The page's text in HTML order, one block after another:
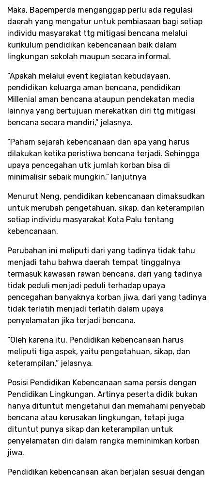
Maka, Bapemperda menganggap perlu ada regulasi
daerah yang mengatur untuk pembiasaan bagi setiap
individu masyarakat ttg mitigasi bencana melalui
kurikulum pendidikan kebencanaan baik dalam
lingkungan sekolah maupun secara informal.
“Apakah melalui event kegiatan kebudayaan,
pendidikan keluarga aman bencana, pendidikan
Millenial aman bencana ataupun pendekatan media
lainnya yang bertujuan merekatkan diri ttg mitigasi
bencana secara mandiri,” jelasnya.
“Paham sejarah kebencanaan dan apa yang harus
dilakukan ketika peristiwa bencana terjadi. Sehingga
upaya pencegahan utk jumlah korban bisa di
minimalisir sebaik mungkin,” lanjutnya
Menurut Neng, pendidikan kebencanaan dimaksudkan
untuk merubah pengetahuan, sikap, dan keterampilan
setiap individu masyarakat Kota Palu tentang
kebencanaan.
Perubahan ini meliputi dari yang tadinya tidak tahu
menjadi tahu bahwa daerah tempat tinggalnya
termasuk kawasan rawan bencana, dari yang tadinya
tidak peduli menjadi peduli terhadap upaya
pencegahan banyaknya korban jiwa, dari yang tadinya
tidak terlatih menjadi terlatih dalam upaya
penyelamatan jika terjadi bencana.
“Oleh karena itu, Pendidikan kebencanaan harus
meliputi tiga aspek, yaitu pengetahuan, sikap, dan
keterampilan,” jelasnya.
Posisi Pendidikan Kebencanaan sama persis dengan
Pendidikan Lingkungan. Artinya peserta didik bukan
hanya dituntut mengetahui dan memahami penyebab
bencana atau kerusakan lingkungan, tetapi juga
dituntut punya sikap dan keterampilan untuk
penyelamatan diri dalam rangka meminimkan korban
jiwa.
Pendidikan kebencanaan akan berjalan sesuai dengan